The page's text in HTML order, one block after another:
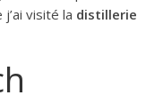
visité la distillerie